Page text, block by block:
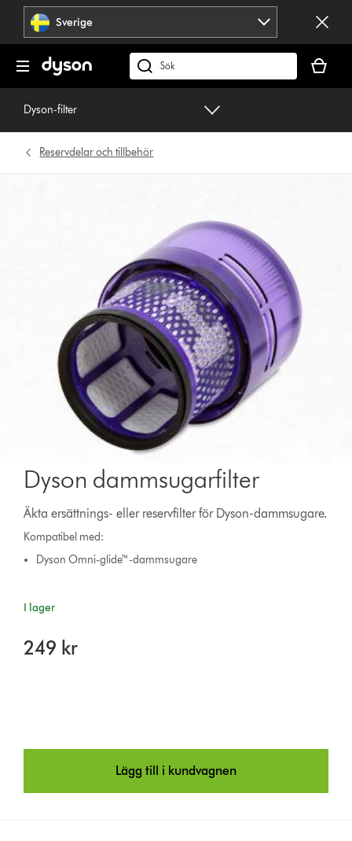
Hoppa
navigering
Sverige
Sök
på
är
tom
Dyson-filter
Reservdelar och tillbehör
Dyson dammsugarfilter
Äkta ersättnings- eller reservfilter för Dyson-dammsugare.
Kompatibel med:
Dyson Omni-glide™-dammsugare
I lager
249 kr
Lägg till i kundvagnen